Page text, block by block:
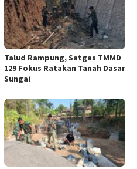
Talud Rampung, Satgas TMMD
129 Fokus Ratakan Tanah Dasar
Sungai